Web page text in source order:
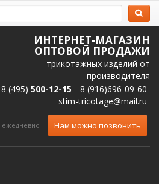
ИНТЕРНЕТ-МАГАЗИН
ОПТОВОЙ ПРОДАЖИ
трикотажных изделий от
производителя
8 (495) 500-12-15
8 (916)696-09-60
stim-tricotage@mail.ru
ежедневно Нам можно позвонить